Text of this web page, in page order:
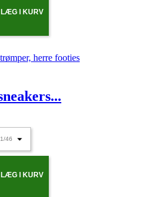
LÆG I KURV
LÆG I KURV